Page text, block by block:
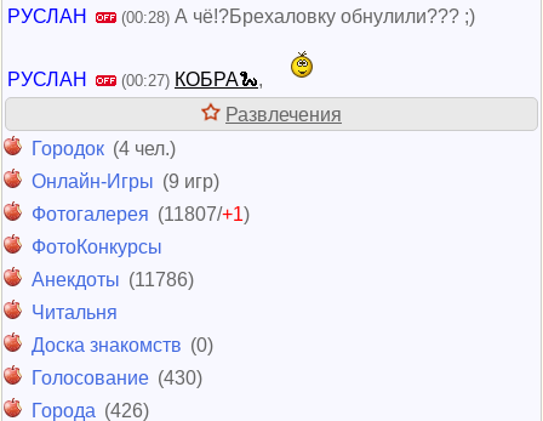
РУСЛАН
(00:28) А чë!?Брехаловку обнулили??? ;)
РУСЛАН (00:27) КОБРА🐍,
Развлечения
Городок (4 чел.)
Онлайн-Игры (9 игр)
Фотогалерея (11807/+1)
ФотоКонкурсы
Анекдоты (11786)
Читальня
Доска знакомств (0)
Голосование (430)
Города (426)